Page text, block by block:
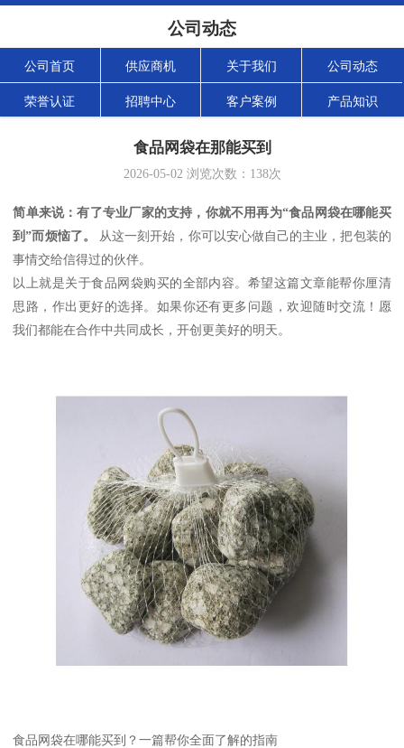
公司动态
公司首页 供应商机 关于我们 公司动态
荣誉认证 招聘中心 客户案例 产品知识
食品网袋在那能买到
2026-05-02浏览次数： 138次
简单来说：有了专业厂家的支持，你就不用再为“食品网袋在哪能买
到”而烦恼了。
从这一刻开始，你可以安心做自己的主业，把包装的
事情交给信得过的伙伴。
以上就是关于食品网袋购买的全部内容。希望这篇文章能帮你厘清
思路，作出更好的选择。如果你还有更多问题，欢迎随时交流！愿
我们都能在合作中共同成长，开创更美好的明天。
食品网袋在哪能买到？一篇帮你全面了解的指南